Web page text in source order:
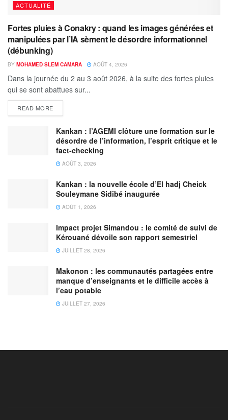
ACTUALITÉ
Fortes pluies à Conakry : quand les images générées et
manipulées par l’IA sèment le désordre informationnel
(débunking)
BY MOHAMED SLEM CAMARA AOÛT 4, 2026
Dans la journée du 2 au 3 août 2026, à la suite des fortes pluies
qui se sont abattues sur...
READ MORE
Kankan : l’AGEMI clôture une formation sur le
désordre de l’information, l’esprit critique et le
fact-checking
AOÛT 3, 2026
Kankan : la nouvelle école d’El hadj Cheick
Souleymane Sidibé inaugurée
AOÛT 1, 2026
Impact projet Simandou : le comité de suivi de
Kérouané dévoile son rapport semestriel
JUILLET 28, 2026
Makonon : les communautés partagées entre
manque d’enseignants et le difficile accès à
l’eau potable
JUILLET 27, 2026